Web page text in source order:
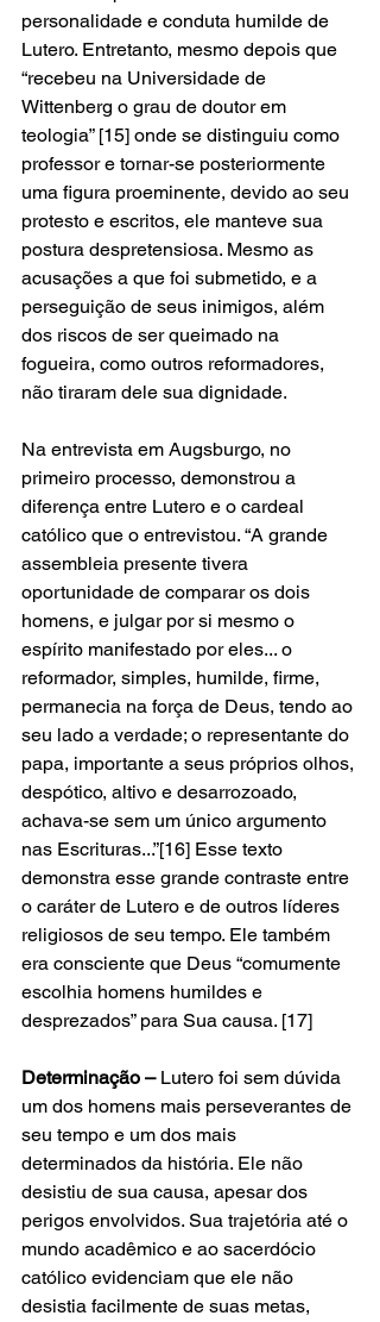
personalidade e conduta humilde de
Lutero. Entretanto, mesmo depois que
“recebeu na Universidade de
Wittenberg o grau de doutor em
teologia” [15] onde se distinguiu como
professor e tornar-se posteriormente
uma figura proeminente, devido ao seu
protesto e escritos, ele manteve sua
postura despretensiosa. Mesmo as
acusações a que foi submetido, e a
perseguição de seus inimigos, além
dos riscos de ser queimado na
fogueira, como outros reformadores,
não tiraram dele sua dignidade.
Na entrevista em Augsburgo, no
primeiro processo, demonstrou a
diferença entre Lutero e o cardeal
católico que o entrevistou. “A grande
assembleia presente tivera
oportunidade de comparar os dois
homens, e julgar por si mesmo o
espírito manifestado por eles... o
reformador, simples, humilde, firme,
permanecia na força de Deus, tendo ao
seu lado a verdade; o representante do
papa, importante a seus próprios olhos,
despótico, altivo e desarrozoado,
achava-se sem um único argumento
nas Escrituras...”[16] Esse texto
demonstra esse grande contraste entre
o caráter de Lutero e de outros líderes
religiosos de seu tempo. Ele também
era consciente que Deus “comumente
escolhia homens humildes e
desprezados” para Sua causa. [17]
Determinação – Lutero foi sem dúvida
um dos homens mais perseverantes de
seu tempo e um dos mais
determinados da história. Ele não
desistiu de sua causa, apesar dos
perigos envolvidos. Sua trajetória até o
mundo acadêmico e ao sacerdócio
católico evidenciam que ele não
desistia facilmente de suas metas,